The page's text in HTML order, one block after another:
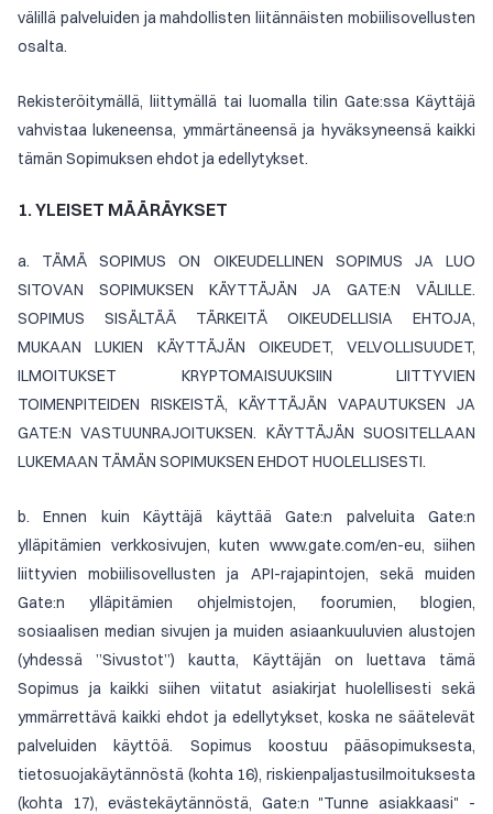
välillä palveluiden ja mahdollisten liitännäisten mobiilisovellusten
osalta.
Rekisteröitymällä, liittymällä tai luomalla tilin Gate:ssa Käyttäjä
vahvistaa lukeneensa, ymmärtäneensä ja hyväksyneensä kaikki
tämän Sopimuksen ehdot ja edellytykset.
1. YLEISET MÄÄRÄYKSET
a. TÄMÄ SOPIMUS ON OIKEUDELLINEN SOPIMUS JA LUO
SITOVAN SOPIMUKSEN KÄYTTÄJÄN JA GATE:N VÄLILLE.
SOPIMUS SISÄLTÄÄ TÄRKEITÄ OIKEUDELLISIA EHTOJA,
MUKAAN LUKIEN KÄYTTÄJÄN OIKEUDET, VELVOLLISUUDET,
ILMOITUKSET KRYPTOMAISUUKSIIN LIITTYVIEN
TOIMENPITEIDEN RISKEISTÄ, KÄYTTÄJÄN VAPAUTUKSEN JA
GATE:N VASTUUNRAJOITUKSEN. KÄYTTÄJÄN SUOSITELLAAN
LUKEMAAN TÄMÄN SOPIMUKSEN EHDOT HUOLELLISESTI.
b. Ennen kuin Käyttäjä käyttää Gate:n palveluita Gate:n
ylläpitämien verkkosivujen, kuten www.gate.com/en-eu, siihen
liittyvien mobiilisovellusten ja API-rajapintojen, sekä muiden
Gate:n ylläpitämien ohjelmistojen, foorumien, blogien,
sosiaalisen median sivujen ja muiden asiaankuuluvien alustojen
(yhdessä ”Sivustot”) kautta, Käyttäjän on luettava tämä
Sopimus ja kaikki siihen viitatut asiakirjat huolellisesti sekä
ymmärrettävä kaikki ehdot ja edellytykset, koska ne säätelevät
palveluiden käyttöä. Sopimus koostuu pääsopimuksesta,
tietosuojakäytännöstä (kohta 16), riskienpaljastusilmoituksesta
(kohta 17), evästekäytännöstä, Gate:n "Tunne asiakkaasi" -